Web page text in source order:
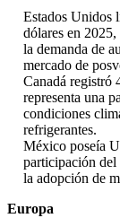
Estados Unidos
dólares en
la demanda de
mercado de
Canadá registró
representa una
condiciones
refrigerantes.
México poseía
participación
la adopción de
Europa